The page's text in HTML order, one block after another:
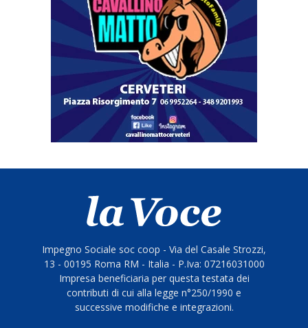
Impegno Sociale soc coop - Via del Casale Strozzi,
13 - 00195 Roma RM - Italia - P.Iva: 07216031000
Impresa beneficiaria per questa testata dei
contributi di cui alla legge n°250/1990 e
successive modifiche e integrazioni.